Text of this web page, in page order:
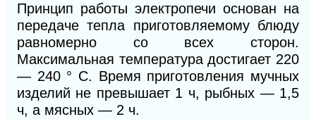
Принцип работы электропечи основан на
передаче тепла приготовляемому блюду
равномерно со всех сторон.
Максимальная температура достигает 220
— 240 ° С. Время приготовления мучных
изделий не превышает 1 ч, рыбных — 1,5
ч, а мясных — 2 ч.